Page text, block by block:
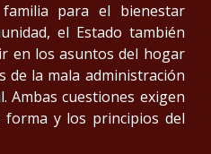
para el bienestar
el Estado también
en los asuntos del hogar
la mala administración
Ambas cuestiones exigen
forma y los principios del